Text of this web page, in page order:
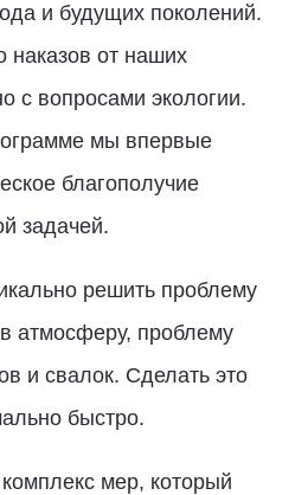
и будущих поколений.
наказов от наших
с вопросами экологии.
мы впервые
благополучие
задачей.
решить проблему
атмосферу, проблему
и свалок. Сделать это
быстро.
мер, который